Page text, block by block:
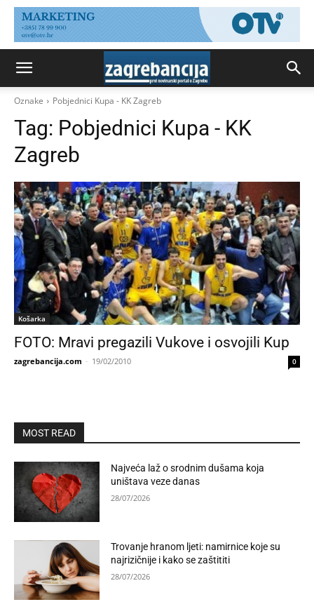
Oznake Pobjednici Kupa - KK Zagreb
Tag: Pobjednici Kupa - KK
Zagreb
Košarka
FOTO: Mravi pregazili Vukove i osvojili Kup
zagrebancija.com - 19/02/2010 0
MOST READ
Najveća laž o srodnim dušama koja
uništava veze danas
28/07/2026
Trovanje hranom ljeti: namirnice koje su
najrizičnije i kako se zaštititi
28/07/2026